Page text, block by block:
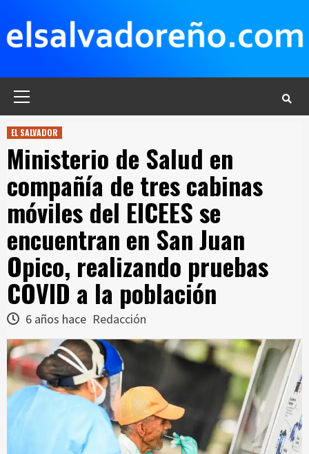
contenido
EL SALVADOR
Ministerio de Salud en
compañía de tres cabinas
móviles del EICEES se
encuentran en San Juan
Opico, realizando pruebas
COVID a la población
6 años hace Redacción